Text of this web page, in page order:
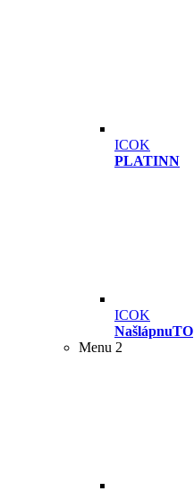
ICOK
PLATINN
ICOK
NašlápnuTO
Menu 2